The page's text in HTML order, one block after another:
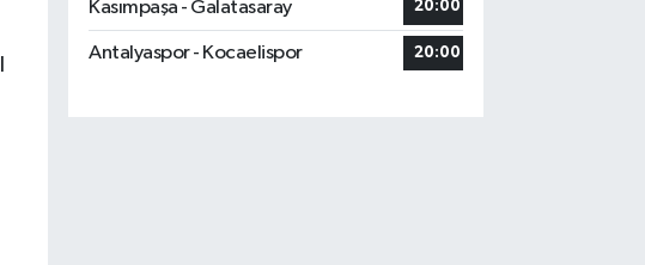
Kasımpaşa - Galatasaray 20:00
Antalyaspor - Kocaelispor 20:00